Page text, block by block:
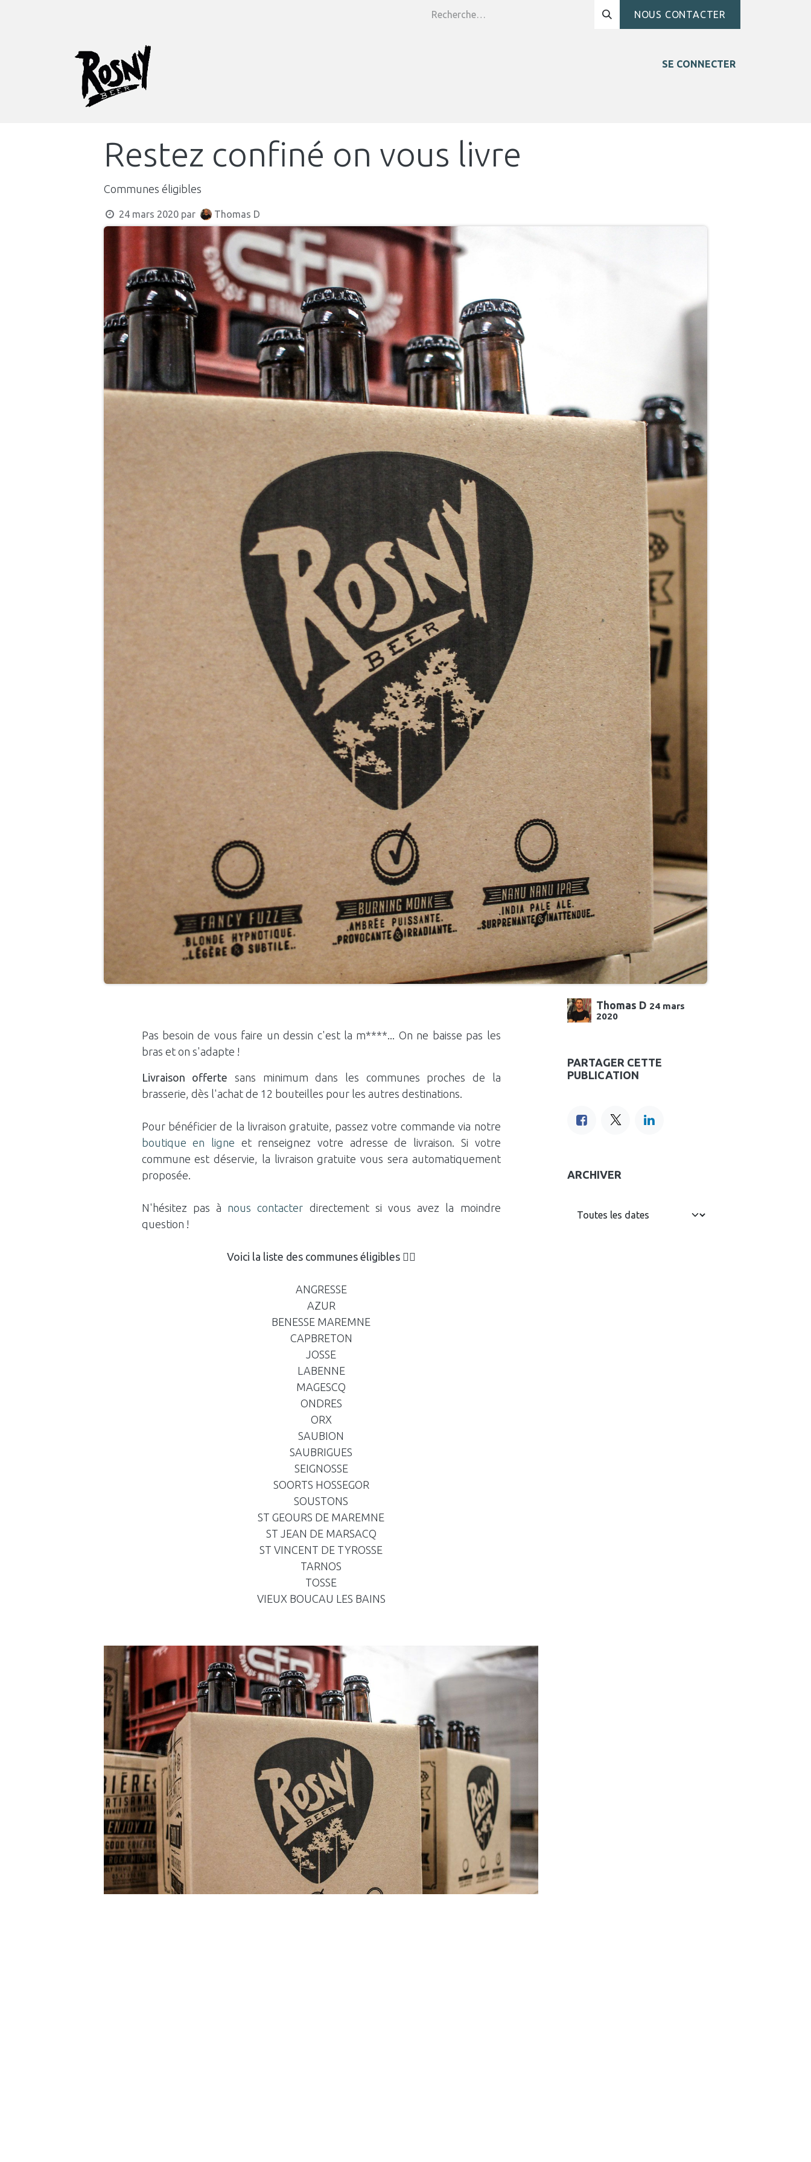
NOUS CONTACTER
SE CONNECTER
Restez confiné on vous livre
Communes éligibles
24 mars 2020 par Thomas D
Pas besoin de vous faire un dessin c'est la m****... On ne baisse pas les
bras et on s'adapte !
Livraison offerte sans minimum dans les communes proches de la
brasserie, dès l'achat de 12 bouteilles pour les autres destinations.
Pour bénéficier de la livraison gratuite, passez votre commande via notre
boutique en ligne et renseignez votre adresse de livraison. Si votre
commune est déservie, la livraison gratuite vous sera automatiquement
proposée.
N'hésitez pas à nous contacter directement si vous avez la moindre
question !
Voici la liste des communes éligibles👇🏼
ANGRESSE
AZUR
BENESSE MAREMNE
CAPBRETON
JOSSE
LABENNE
MAGESCQ
ONDRES
ORX
SAUBION
SAUBRIGUES
SEIGNOSSE
SOORTS HOSSEGOR
SOUSTONS
ST GEOURS DE MAREMNE
ST JEAN DE MARSACQ
ST VINCENT DE TYROSSE
TARNOS
TOSSE
VIEUX BOUCAU LES BAINS
Thomas D 24 mars
2020
PARTAGER CETTE
PUBLICATION
ARCHIVER